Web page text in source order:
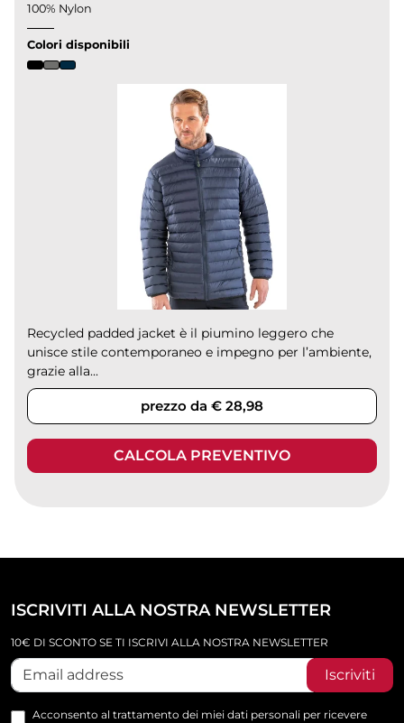
100% Nylon
Colori disponibili
Recycled padded jacket è il piumino leggero che
unisce stile contemporaneo e impegno per l’ambiente,
grazie alla...
prezzo da € 28,98
CALCOLA PREVENTIVO
ISCRIVITI ALLA NOSTRA NEWSLETTER
10€ DI SCONTO SE TI ISCRIVI ALLA NOSTRA NEWSLETTER
Iscriviti
Acconsento al trattamento dei miei dati personali per ricevere